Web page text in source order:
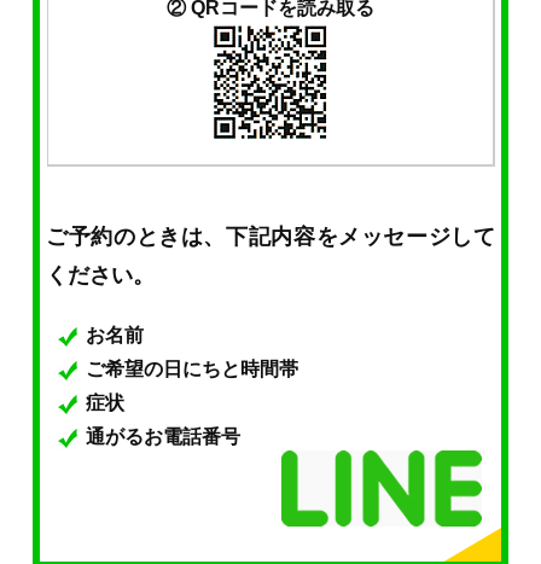
② QRコードを読み取る
ご予約のときは、下記内容をメッセージして
ください。
お名前
ご希望の日にちと時間帯
症状
通がるお電話番号